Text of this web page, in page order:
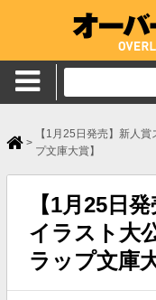
>
【1月25日発売】新人
プ文庫大賞】
【1月25日
イラスト大
ラップ文庫